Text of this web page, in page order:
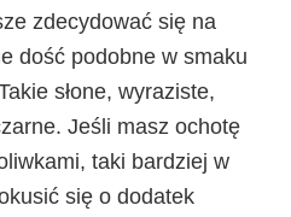
zdecydować się na
dość podobne w smaku
słone, wyraziste,
Jeśli masz ochotę
taki bardziej w
się o dodatek